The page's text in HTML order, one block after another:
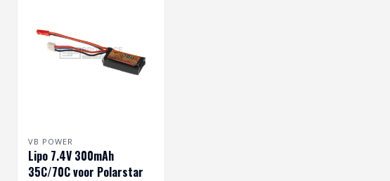
VB POWER
Lipo 7.4V 300mAh
35C/70C voor Polarstar